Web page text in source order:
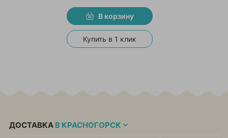
В корзину
Купить в 1 клик
ДОСТАВКА В КРАСНОГОРСК